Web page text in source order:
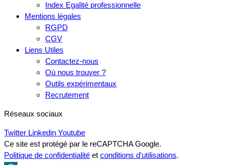
Index Egalité professionnelle
Mentions légales
RGPD
CGV
Liens Utiles
Contactez-nous
Où nous trouver ?
Outils expérimentaux
Recrutement
Réseaux sociaux
Twitter Linkedin Youtube
Ce site est protégé par le reCAPTCHA Google.
Politique de confidentialité et conditions d'utilisations.